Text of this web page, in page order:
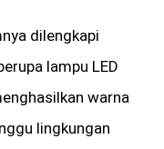
dilengkapi
lampu LED
warna
lingkungan